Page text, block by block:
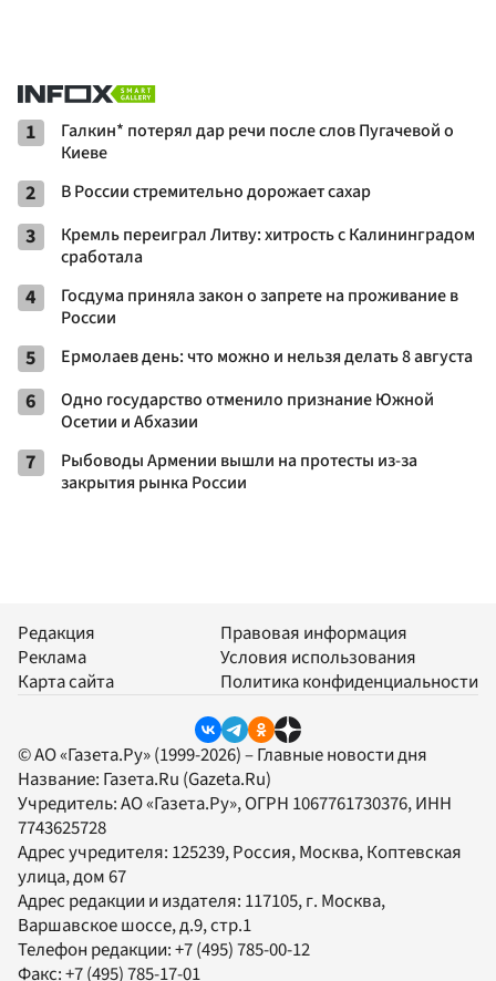
1
Галкин* потерял дар речи после слов Пугачевой о
Киеве
2 В России стремительно дорожает сахар
3
Кремль переиграл Литву: хитрость с Калининградом
сработала
4
Госдума приняла закон о запрете на проживание в
России
5 Ермолаев день: что можно и нельзя делать 8 августа
6
Одно государство отменило признание Южной
Осетии и Абхазии
7
Рыбоводы Армении вышли на протесты из-за
закрытия рынка России
Редакция
Реклама
Карта сайта
Правовая информация
Условия использования
Политика конфиденциальности
© АО «Газета.Ру» (1999-2026) – Главные новости дня
Название: Газета.Ru (Gazeta.Ru)
Учредитель:АО «Газета.Ру», ОГРН 1067761730376, ИНН
7743625728
Адрес учредителя: 125239, Россия, Москва, Коптевская
улица, дом 67
Адрес редакции и издателя: 117105, г. Москва,
Варшавское шоссе, д.9, стр.1
Телефон редакции:+7 (495) 785-00-12
Факс:+7 (495) 785-17-01